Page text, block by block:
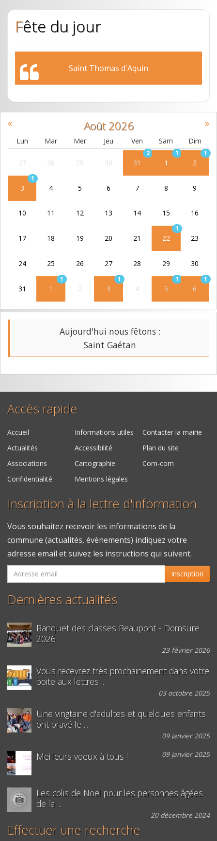
Fête du jour
Saint Thomas d'Aquin
Août 2026
Lun Mar Mer Jeu Ven Sam Dim
27 28 29 30 31
2
1
1
2
1
3
1
4 5 6 7 8 9
10 11 12 13 14 15 16
17 18 19 20 21 22
1
23
24 25 26 27 28 29 30
31 1
1
2 3
1
4 5
1
6
1
Aujourd'hui nous fêtons :
Saint Gaétan
Accès rapide
Accueil Informations utiles
Contacter la mairie
Actualités
Accessibilité
Plan du site
Associations
Cartographie
Com-com
Confidentialité
Mentions légales
Inscription à la lettre d'information
Vous souhaitez recevoir les informations de la
commune (actualités, évènements) indiquez votre
adresse email et suivez les instructions qui suivent.
Inscription
Dernières actualités
Banquet des classes Beaupont - Domsure
2026
23 février 2026
Vous recevrez très prochainement dans votre
boite aux lettres ...
03 octobre 2025
Une vingtaine d'adultes et quelques enfants
ont bravé le ...
09 janvier 2025
Meilleurs voeux à tous ! 09 janvier 2025
Les colis de Noël pour les personnes âgées
de la ...
20 décembre 2024
Effectuer une recherche